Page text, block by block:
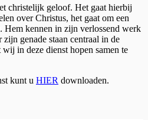
christelijk geloof. Het gaat hierbij
over Christus, het gaat om een
Hem kennen in zijn verlossend werk
genade staan centraal in de
in deze dienst hopen samen te
kunt u HIER downloaden.